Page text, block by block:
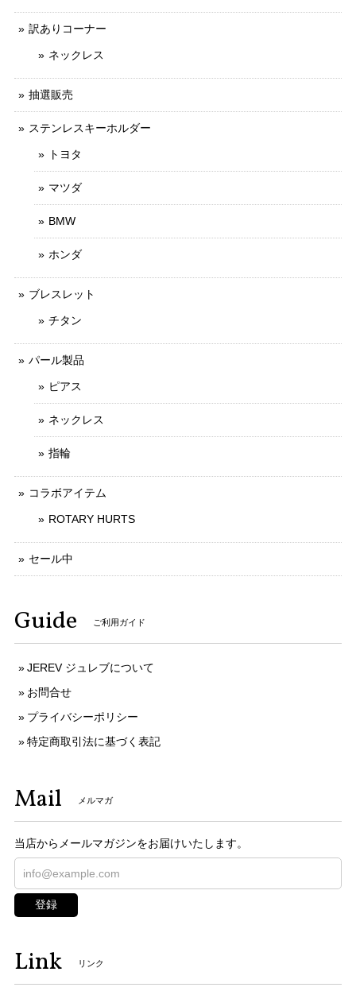
訳ありコーナー
ネックレス
抽選販売
ステンレスキーホルダー
トヨタ
マツダ
BMW
ホンダ
ブレスレット
チタン
パール製品
ピアス
ネックレス
指輪
コラボアイテム
ROTARY HURTS
セール中
Guide ご利用ガイド
JEREV ジュレブについて
お問合せ
プライバシーポリシー
特定商取引法に基づく表記
Mail メルマガ
当店からメールマガジンをお届けいたします。
登録
Link リンク